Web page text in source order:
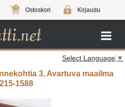
0 Ostoskori Kirjaudu
Select Language ▼
3, Avartuva maailma
1588